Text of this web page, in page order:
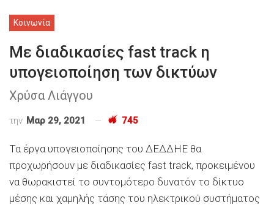
Κοινωνία
Με διαδικασίες fast track η
υπογειοποίηση των δικτύων
Χρύσα Λιάγγου
την Μαρ 29, 2021 745
Τα έργα υπογειοποίησης του ΔΕΔΔΗΕ θα
προχωρήσουν με διαδικασίες fast track, προκειμένου
να θωρακιστεί το συντομότερο δυνατόν το δίκτυο
μέσης και χαμηλής τάσης του ηλεκτρικού συστήματος